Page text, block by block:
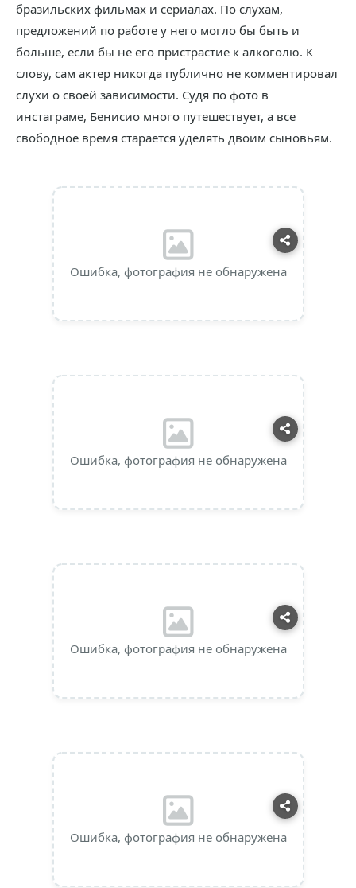
бразильских фильмах и сериалах. По слухам,
предложений по работе у него могло бы быть и
больше, если бы не его пристрастие к алкоголю. К
слову, сам актер никогда публично не комментировал
слухи о своей зависимости. Судя по фото в
инстаграме, Бенисио много путешествует, а все
свободное время старается уделять двоим сыновьям.
Ошибка, фотография не обнаружена
Ошибка, фотография не обнаружена
Ошибка, фотография не обнаружена
Ошибка, фотография не обнаружена